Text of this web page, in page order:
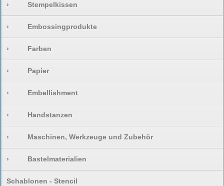
› Stempelkissen
› Embossingprodukte
› Farben
› Papier
› Embellishment
› Handstanzen
› Maschinen, Werkzeuge und Zubehör
› Bastelmaterialien
Schablonen - Stencil